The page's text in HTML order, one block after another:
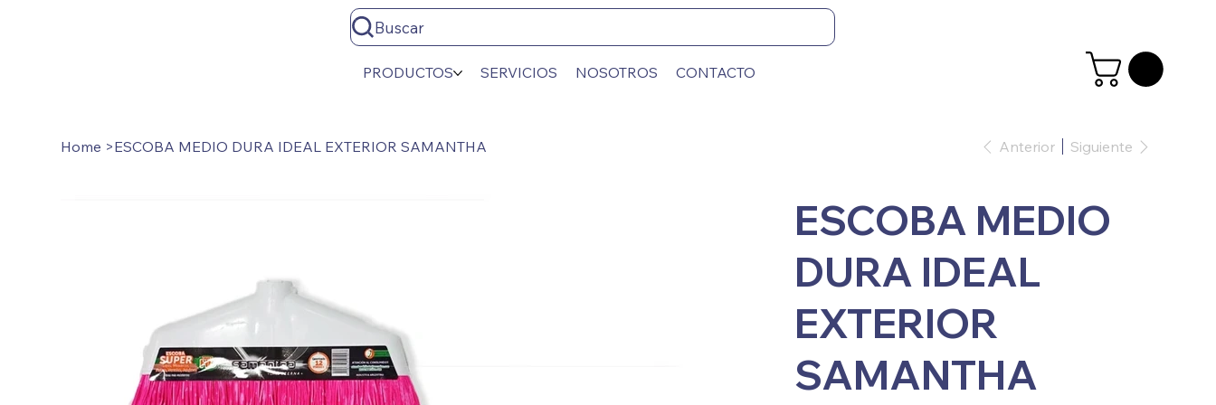
Buscar
PRODUCTOS SERVICIOS NOSOTROS CONTACTO
Home >ESCOBA MEDIO DURA IDEAL EXTERIOR SAMANTHA Anterior Siguiente
ESCOBA MEDIO
DURA IDEAL
EXTERIOR
SAMANTHA